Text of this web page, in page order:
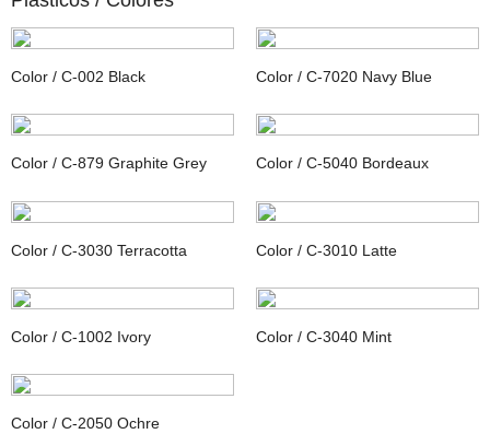
Color / C-002 Black Color / C-7020 Navy Blue
Color / C-879 Graphite Grey Color / C-5040 Bordeaux
Color / C-3030 Terracotta Color / C-3010 Latte
Color / C-1002 Ivory Color / C-3040 Mint
Color / C-2050 Ochre